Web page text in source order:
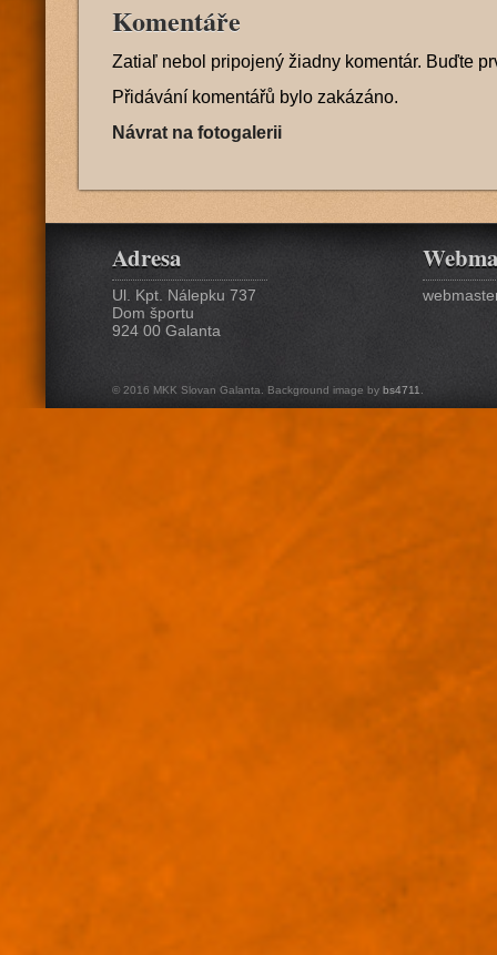
Komentáře
Zatiaľ nebol pripojený žiadny komentár. Buďte
Přidávání komentářů bylo zakázáno.
Návrat na fotogalerii
Adresa
Ul. Kpt. Nálepku 737
Dom športu
924 00 Galanta
© 2016 MKK Slovan Galanta. Background image by bs4711